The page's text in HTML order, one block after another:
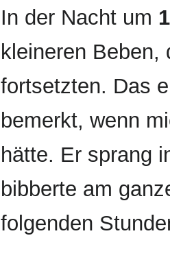
In der Nacht um
kleineren Beben,
fortsetzten. Das
bemerkt, wenn
hätte. Er sprang
bibberte am
folgenden